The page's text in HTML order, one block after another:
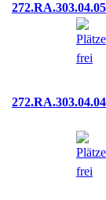
272.RA.303.04.05
272.RA.303.04.04